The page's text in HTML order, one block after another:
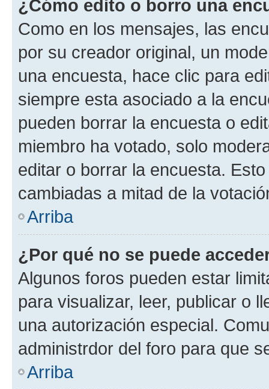
¿Cómo edito o borro una
Como en los mensajes, las
por su creador original, un
una encuesta, hace clic para
siempre esta asociado a la
pueden borrar la encuesta o
miembro ha votado, solo
editar o borrar la encuesta.
cambiadas a mitad de la
Arriba
¿Por qué no se puede
Algunos foros pueden estar
para visualizar, leer, publicar o
una autorización especial.
administrdor del foro para que
Arriba